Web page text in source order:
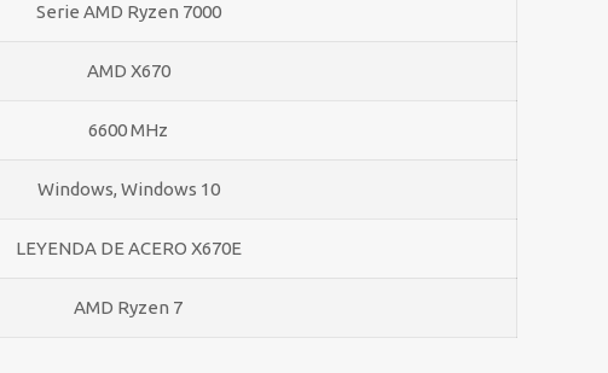
Serie AMD Ryzen 7000
AMD X670
6600 MHz
Windows, Windows 10
LEYENDA DE ACERO X670E
AMD Ryzen 7